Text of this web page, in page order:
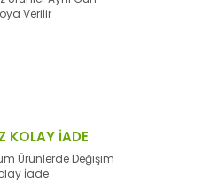
Verilir
KOLAY İADE
Ürünlerde Değişim
İade